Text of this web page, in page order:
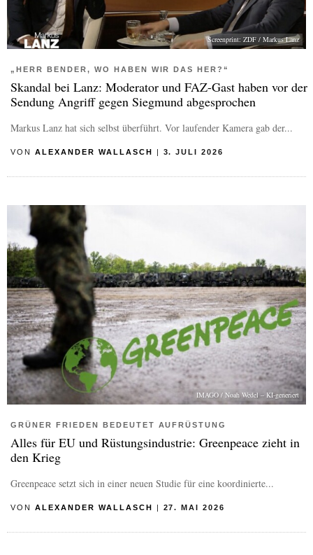
Screenprint: ZDF / Markus Lanz
„HERR BENDER, WO HABEN WIR DAS HER?“
Skandal bei Lanz: Moderator und FAZ-Gast haben vor der
Sendung Angriff gegen Siegmund abgesprochen
Markus Lanz hat sich selbst überführt. Vor laufender Kamera gab der...
VON ALEXANDER WALLASCH | 3. JULI 2026
IMAGO / Noah Wedel – KI-generiert
GRÜNER FRIEDEN BEDEUTET AUFRÜSTUNG
Alles für EU und Rüstungsindustrie: Greenpeace zieht in
den Krieg
Greenpeace setzt sich in einer neuen Studie für eine koordinierte...
VON ALEXANDER WALLASCH 27. MAI 2026